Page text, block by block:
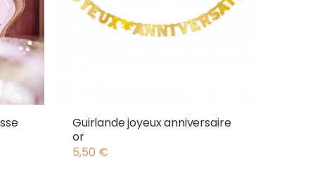
Guirlande joyeux anniversaire
or
5,50 €